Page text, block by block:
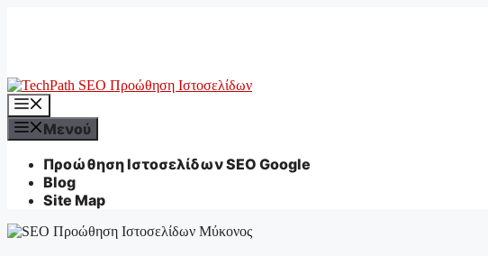
Μενού
Προώθηση Ιστοσελίδων SEO Google
Blog
Site Map